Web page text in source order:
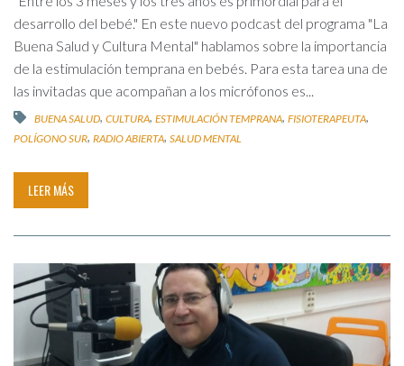
desarrollo del bebé." En este nuevo podcast del programa "La
Buena Salud y Cultura Mental" hablamos sobre la importancia
de la estimulación temprana en bebés. Para esta tarea una de
las invitadas que acompañan a los micrófonos es...
BUENA SALUD, CULTURA, ESTIMULACIÓN TEMPRANA, FISIOTERAPEUTA,
POLÍGONO SUR, RADIO ABIERTA, SALUD MENTAL
LEER MÁS